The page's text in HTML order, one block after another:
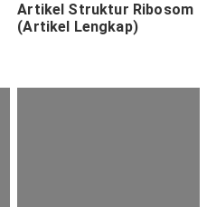
Artikel Struktur Ribosom
(Artikel Lengkap)